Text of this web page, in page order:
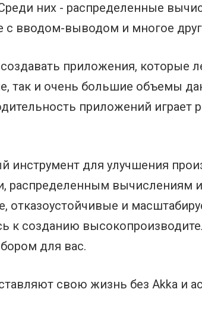
них - распределенные
с вводом-выводом и многое
приложения, которые
так и очень большие объемы
приложений
инструмент для улучшения
распределенным вычислениям
отказоустойчивые и
к созданию
для вас.
свою жизнь без Akka и